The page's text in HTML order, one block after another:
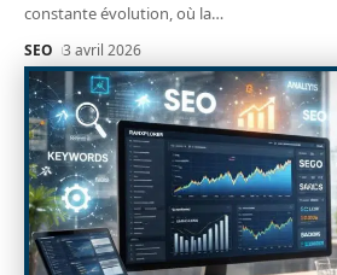
constante évolution, où la…
SEO 3 avril 2026